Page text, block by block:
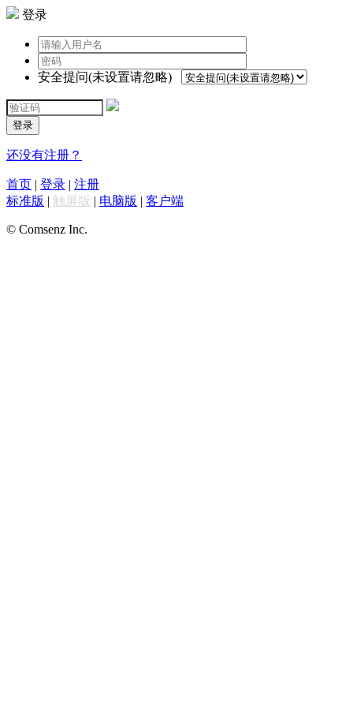
登录
安全提问(未设置请忽略)
登录
还没有注册？
首页 | 登录 | 注册
标准版 | 触屏版 | 电脑版 | 客户端
© Comsenz Inc.